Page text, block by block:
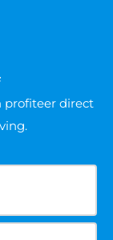
profiteer direct